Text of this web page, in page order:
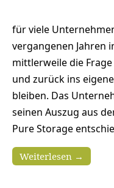
für viele
vergangenen Jahren
mittlerweile die
und zurück ins
bleiben. Das
seinen Auszug aus
Pure Storage
Weiterlesen →